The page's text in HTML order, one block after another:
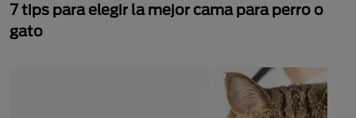
7 tips para elegir la mejor cama para perro o
gato